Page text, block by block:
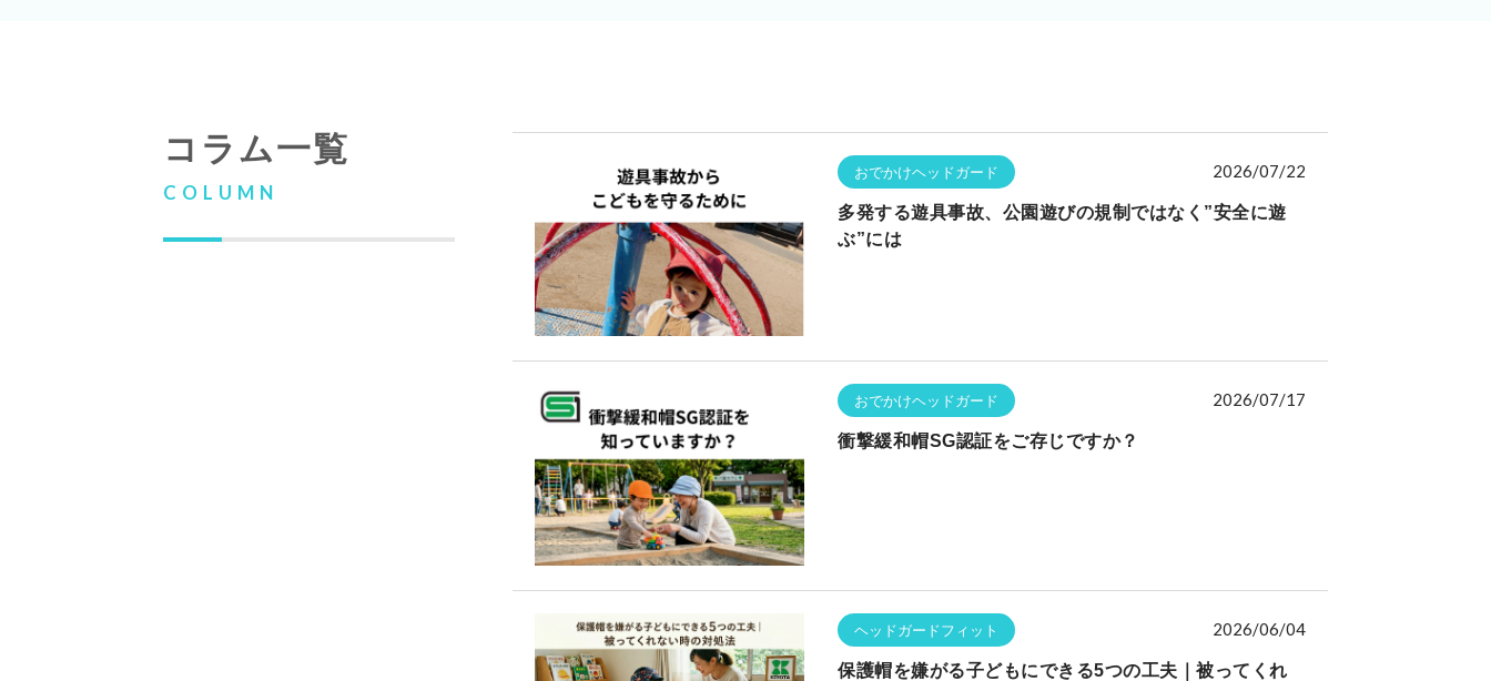
コラム一覧
COLUMN
おでかけヘッドガード 2026/07/22
多発する遊具事故、公園遊びの規制ではなく”安全に遊
ぶ”には
おでかけヘッドガード 2026/07/17
衝撃緩和帽SG認証をご存じですか？
ヘッドガードフィット 2026/06/04
保護帽を嫌がる子どもにできる5つの工夫｜被ってくれ